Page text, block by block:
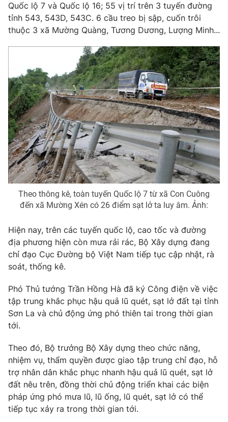
Video Shorts video
VTV Sức khoẻ Bất động sản
Thị trường 24h Tấm lòng Việt
VTV4 Vươn mình bằng AI
VTV9 VTV8
Liên hệ tòa soạn English
THỜI BÁO VTV
Theo dõi báo trên
Cơ quan chủ quản:
Giấy phép hoạt động báo in và báo điện tử số 483/GP-BTTTT
cấp ngày 29/12/2023
Tổng Biên tập: Vũ Thanh Thủy
Phó Tổng Biên tập:Nguyễn Thị Mỹ Hạnh, Phạm Quốc Thắng,
Nguyễn Trọng Ninh
Tổng đài VTV: 024.38 355 931 - 024.38 355 932
Quốc lộ 7 và Quốc lộ 16; 55 vị trí trên 3 tuyến đường
tỉnh 543, 543D, 543C. 6 cầu treo bị sập, cuốn trôi
thuộc 3 xã Mường Quàng, Tương Dương, Lượng Minh...
Theo thông kê, toàn tuyến Quốc lộ 7 từ xã Con Cuông
đến xã Mường Xén có 26 điểm sạt lở ta luy âm. Ảnh:
Hiện nay, trên các tuyến quốc lộ, cao tốc và đường
địa phương hiện còn mưa rải rác, Bộ Xây dựng đang
chỉ đạo Cục Đường bộ Việt Nam tiếp tục cập nhật, rà
soát, thống kê.
Phó Thủ tướng Trần Hồng Hà đã ký Công điện về việc
tập trung khắc phục hậu quả lũ quét, sạt lở đất tại tỉnh
Sơn La và chủ động ứng phó thiên tai trong thời gian
tới.
Theo đó, Bộ trưởng Bộ Xây dựng theo chức năng,
nhiệm vụ, thẩm quyền được giao tập trung chỉ đạo, hỗ
trợ nhân dân khắc phục nhanh hậu quả lũ quét, sạt lở
đất nêu trên, đồng thời chủ động triển khai các biện
pháp ứng phó mưa lũ, lũ ống, lũ quét, sạt lở có thể
tiếp tục xảy ra trong thời gian tới.